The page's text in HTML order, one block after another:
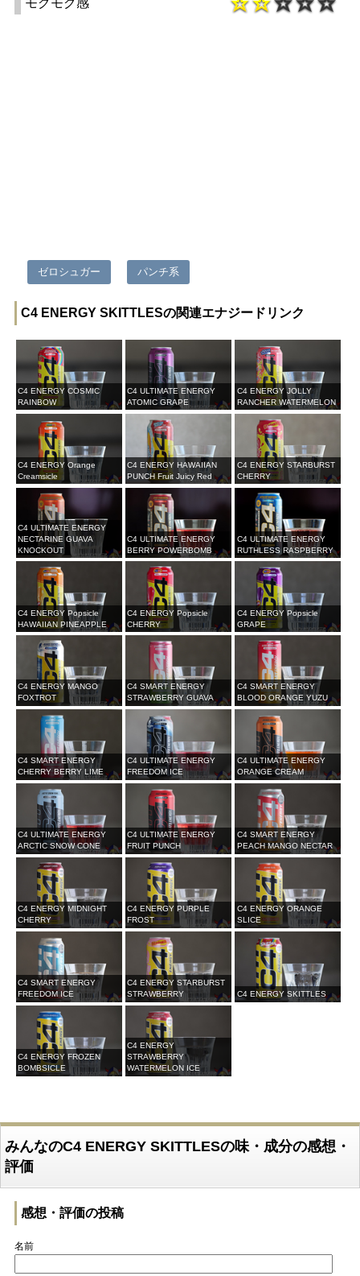
ゼロシュガー パンチ系
C4 ENERGY SKITTLESの関連エナジードリンク
C4 ENERGY COSMIC
RAINBOW
C4 ULTIMATE ENERGY
ATOMIC GRAPE
C4 ENERGY JOLLY
RANCHER WATERMELON
C4 ENERGY Orange
Creamsicle
C4 ENERGY HAWAIIAN
PUNCH Fruit Juicy Red
C4 ENERGY STARBURST
CHERRY
C4 ULTIMATE ENERGY
NECTARINE GUAVA
KNOCKOUT
C4 ULTIMATE ENERGY
BERRY POWERBOMB
C4 ULTIMATE ENERGY
RUTHLESS RASPBERRY
C4 ENERGY Popsicle
HAWAIIAN PINEAPPLE
C4 ENERGY Popsicle
CHERRY
C4 ENERGY Popsicle
GRAPE
C4 ENERGY MANGO
FOXTROT
C4 SMART ENERGY
STRAWBERRY GUAVA
C4 SMART ENERGY
BLOOD ORANGE YUZU
C4 SMART ENERGY
CHERRY BERRY LIME
C4 ULTIMATE ENERGY
FREEDOM ICE
C4 ULTIMATE ENERGY
ORANGE CREAM
C4 ULTIMATE ENERGY
ARCTIC SNOW CONE
C4 ULTIMATE ENERGY
FRUIT PUNCH
C4 SMART ENERGY
PEACH MANGO NECTAR
C4 ENERGY MIDNIGHT
CHERRY
C4 ENERGY PURPLE
FROST
C4 ENERGY ORANGE
SLICE
C4 SMART ENERGY
FREEDOM ICE
C4 ENERGY STARBURST
STRAWBERRY
C4 ENERGY SKITTLES
C4 ENERGY FROZEN
BOMBSICLE
C4 ENERGY
STRAWBERRY
WATERMELON ICE
みんなのC4 ENERGY SKITTLESの味・成分の感想・
評価
感想・評価の投稿
名前